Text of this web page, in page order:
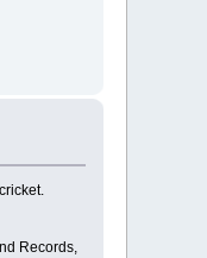
Records,